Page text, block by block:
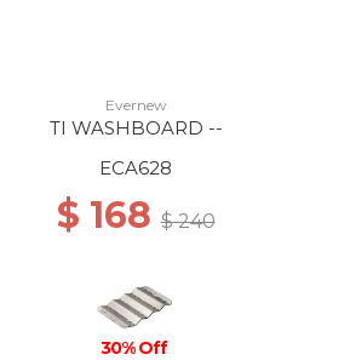
Evernew
TI WASHBOARD --
ECA628
$ 168$ 240
30% Off